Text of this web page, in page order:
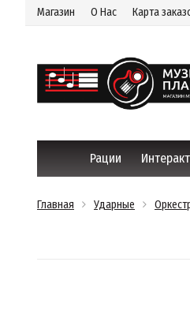
Магазин О Нас Карта
Рации
Главная Ударные